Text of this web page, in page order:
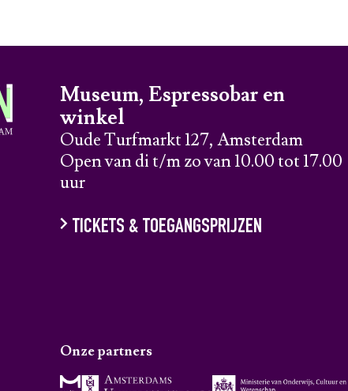
Museum, Espressobar en
winkel
Oude Turfmarkt 127, Amsterdam
Open van di t/m zo van 10.00 tot 17.00
uur
TICKETS & TOEGANGSPRIJZEN
Onze partners